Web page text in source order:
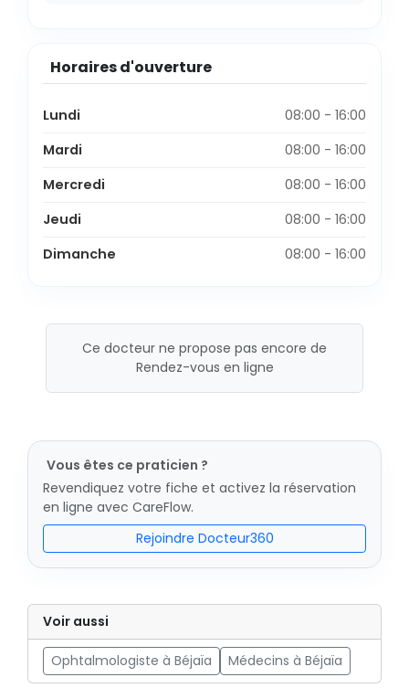
Horaires d'ouverture
Lundi
08:00 - 16:00
Mardi
08:00 - 16:00
Mercredi
08:00 - 16:00
Jeudi
08:00 - 16:00
Dimanche
08:00 - 16:00
Ce docteur ne propose pas encore de
Rendez-vous en ligne
Vous êtes ce praticien ?
Revendiquez votre fiche et activez la réservation
en ligne avec CareFlow.
Rejoindre Docteur360
Voir aussi
Ophtalmologiste à Béjaïa Médecins à Béjaïa